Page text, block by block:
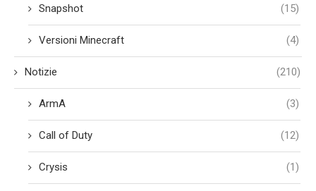
Snapshot (15)
Versioni Minecraft (4)
Notizie (210)
ArmA (3)
Call of Duty (12)
Crysis (1)